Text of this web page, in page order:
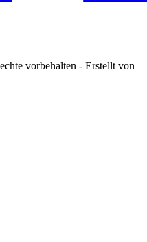
vorbehalten - Erstellt von